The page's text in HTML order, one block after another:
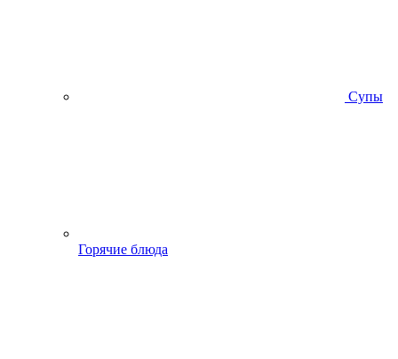
Супы
Горячие блюда